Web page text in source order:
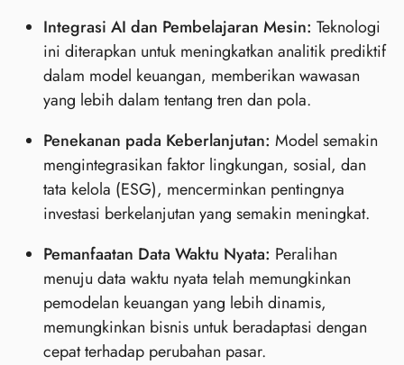
Integrasi AI dan Pembelajaran Mesin: Teknologi
ini diterapkan untuk meningkatkan analitik prediktif
dalam model keuangan, memberikan wawasan
yang lebih dalam tentang tren dan pola.
Penekanan pada Keberlanjutan: Model semakin
mengintegrasikan faktor lingkungan, sosial, dan
tata kelola (ESG), mencerminkan pentingnya
investasi berkelanjutan yang semakin meningkat.
Pemanfaatan Data Waktu Nyata: Peralihan
menuju data waktu nyata telah memungkinkan
pemodelan keuangan yang lebih dinamis,
memungkinkan bisnis untuk beradaptasi dengan
cepat terhadap perubahan pasar.